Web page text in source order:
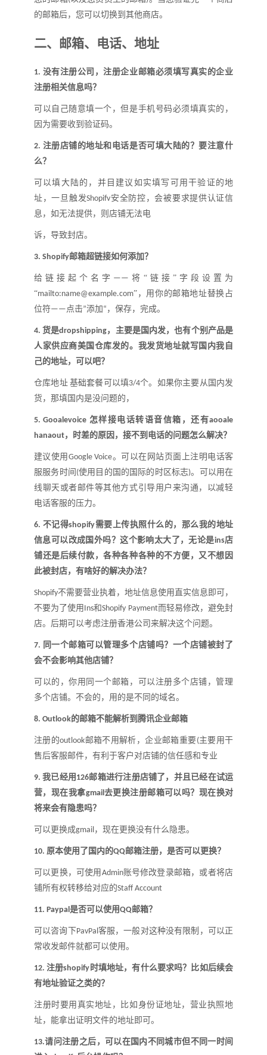
的邮箱后，您可以切换到其他商店。
二、 邮箱、 电话、 地址
1. 没有注册公司，注册企业邮箱必须填写真实的企业
注册相关信息吗？
可以自己随意填一个，但是手机号码必须填真实的，
因为需要收到验证码。
2. 注册店铺的地址和电话是否可填大陆的？要注意什
么？
可以填大陆的，并目建议如实填写可用干验证的地
址，一旦触发Shopifv安全防控，会被要求提供认证信
息，如无法提供，则店铺无法电
诉，导致封店。
3. Shopify邮箱超链接如何添加？
给链接起个名字 —— 将 “链接 ”字段设置为
“mailto:name@example.com” ，用你的邮箱地址替换占
位符——点击”添加 “ ，保存，完成。
4. 货是dropshipping，主要是国内发，也有个别产品是
人家供应商美国仓库发的。我发货地址就写国内我自
己的地址，可以吧？
仓库地址 基础套餐可以填3/4个。如果你主要从国内发
货，那填国内是没问题的，
5.Gooalevoice 怎样接电话转语音信箱，还有aooale
hanaout，时差的原因，接不到电话的问题怎么解决？
建议使用 Google Voice。可以在网站页面上注明电话客
服服务时间 (使用目的国的国际的时区标志)。可以用在
线聊天或者邮件等其他方式引导用户来沟通，以减轻
电话客服的压力。
6. 不记得shopify需要上传执照什么的，那么我的地址
信息可以改成国外吗？这个影响太大了，无论是ins店
铺还是后续付款，各种各种各种的不方便，又不想因
此被封店，有啥好的解决办法？
Shopify不需要营业执着，地址信息使用直实信息即可，
不要为了使用 Ins和Shopify Payment而轻易修改，避免封
店。后期可以考虑注册香港公司来解决这个问题。
7. 同一个邮箱可以管理多个店铺吗？ 一个店铺被封了
会不会影响其他店铺？
可以的，你用同一个邮箱，可以注册多个店铺，管理
多个店铺。不会的，用的是不同的域名。
8. Outlook的邮箱不能解析到腾讯企业邮箱
注册的outlook 邮箱不用解析，企业邮箱重要(主要用干
售后客服邮件，有利于客户对店铺的信任感和专业
9.我已经用 126邮箱进行注册店铺了，并且已经在试运
营，现在我拿gmail去更换注册邮箱可以吗？ 现在换对
将来会有隐患吗？
可以更换成gmail，现在更换没有什么隐患。
10. 原本使用了国内的QQ邮箱注册，是否可以更换？
可以更换，可使用 Admin账号修改登录邮箱，或者将店
铺所有权转移给对应的Staff Account
11. Paypal是否可以使用QQ邮箱？
可以咨询下PavPal客服，一般对这种没有限制，可以正
常收发邮件就都可以使用。
12.注册shopify 时填地址，有什么要求吗？ 比如后续会
有地址验证之类的？
注册时要用真实地址，比如身份证地址，营业执照地
址，能拿出证明文件的地址即可。
13.请问注册之后，可以在国内不同城市但不同一时间